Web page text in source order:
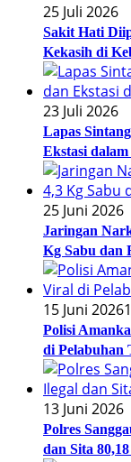
25 Juli 2026
Sakit Hati
Kekasih di
23 Juli 2026
Lapas
Ekstasi
25 Juni 2026
Jaringan
Kg Sabu dan
15 Juni 2026
Polisi
di Pelabuhan
13 Juni 2026
Polres
dan Sita